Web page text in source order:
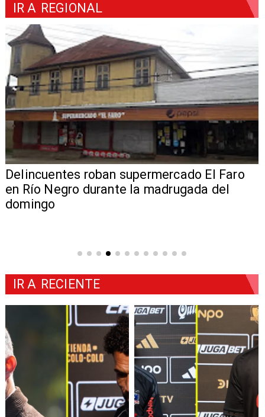
IR A REGIONAL
Delincuentes roban supermercado El Faro
en Río Negro durante la madrugada del
domingo
IR A RECIENTE